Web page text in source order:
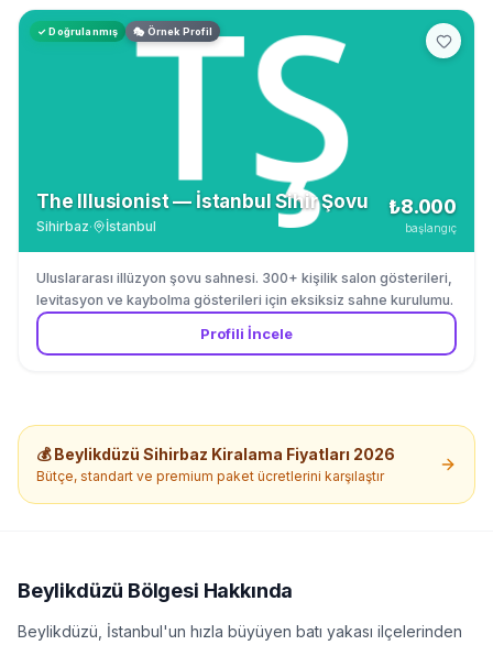
✓ Doğrulanmış 🎭 Örnek Profil
The Illusionist — İstanbul Sihir Şovu
Sihirbaz· İstanbul
₺8.000
başlangıç
Uluslararası illüzyon şovu sahnesi. 300+ kişilik salon gösterileri,
levitasyon ve kaybolma gösterileri için eksiksiz sahne kurulumu.
Profili İncele
💰Beylikdüzü Sihirbaz Kiralama Fiyatları 2026
Bütçe, standart ve premium paket ücretlerini karşılaştır
Beylikdüzü Bölgesi Hakkında
Beylikdüzü, İstanbul'un hızla büyüyen batı yakası ilçelerinden